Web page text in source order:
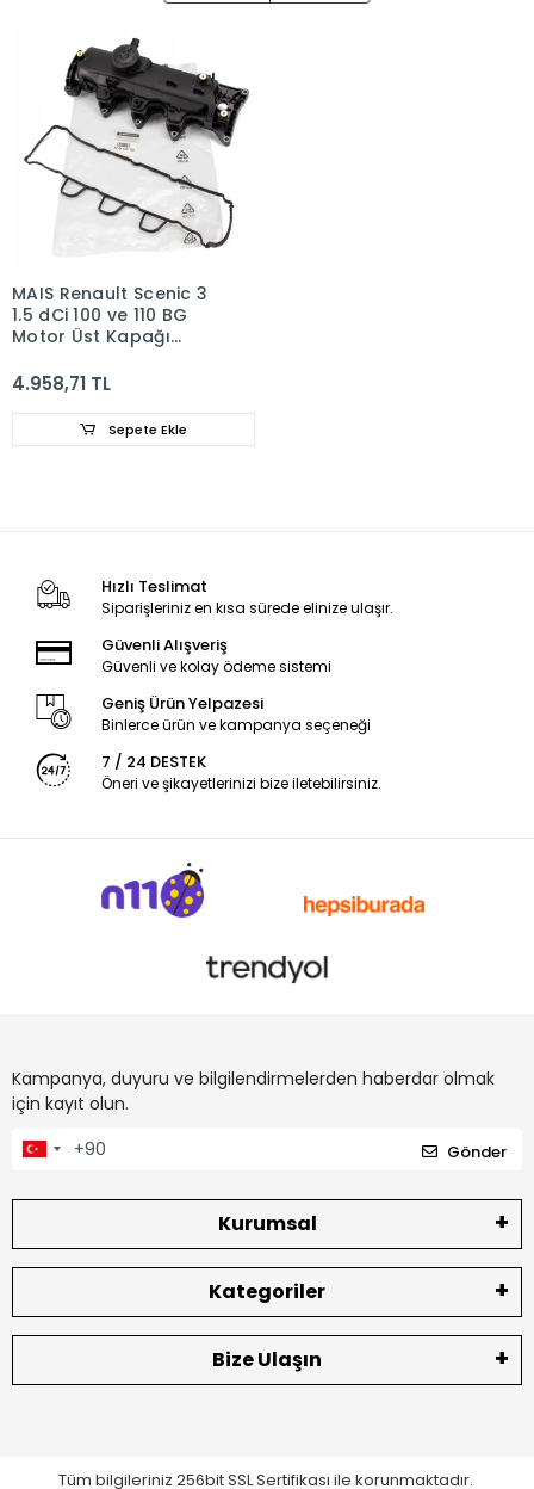
MAIS Renault Scenic 3
1.5 dCi 100 ve 110 BG
Motor Üst Kapağı
8200629199
4.958,71 TL
Sepete Ekle
Hızlı Teslimat
Siparişleriniz en kısa sürede elinize ulaşır.
Güvenli Alışveriş
Güvenli ve kolay ödeme sistemi
Geniş Ürün Yelpazesi
Binlerce ürün ve kampanya seçeneği
7 / 24 DESTEK
Öneri ve şikayetlerinizi bize iletebilirsiniz.
Kampanya, duyuru ve bilgilendirmelerden haberdar olmak
için kayıt olun.
Gönder
Kurumsal
Kategoriler
Bize Ulaşın
Tüm bilgileriniz 256bit SSL Sertifikası ile korunmaktadır.